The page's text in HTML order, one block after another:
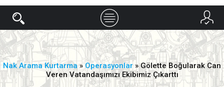
Nak Arama Kurtarma» Operasyonlar » Gölette Boğularak Can
Veren Vatandaşımızı Ekibimiz Çıkarttı